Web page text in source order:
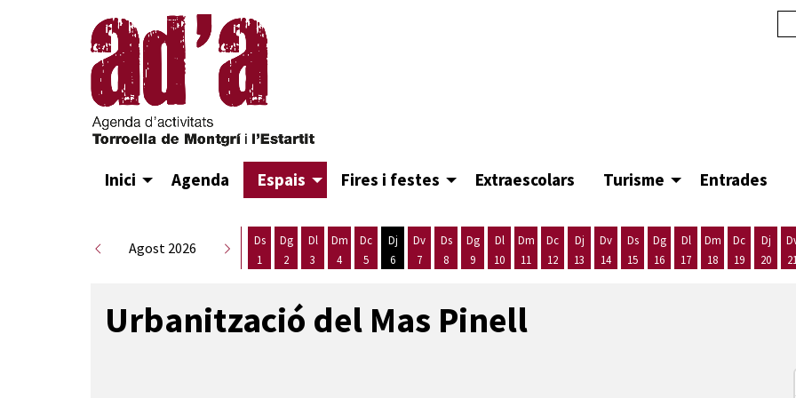
Inici Agenda Espais Fires i festes Extraescolars Turisme Entrades
Agost 2026
Ds
1
Dg
2
Dl
3
Dm
4
Dc
5
Dj
6
Dv
7
Ds
8
Dg
9
Dl
10
Dm
11
Dc
12
Dj
13
Dv
14
Ds
15
Dg
16
Dl
17
Dm
18
Dc
19
Dj
20
Urbanització del Mas Pinell